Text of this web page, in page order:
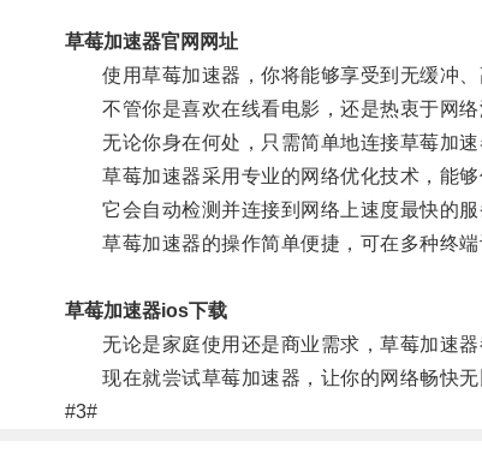
草莓加速器官网网址
使用草莓加速器，你将能够享受到无缓冲、
不管你是喜欢在线看电影，还是热衷于网络
无论你身在何处，只需简单地连接草莓加速
草莓加速器采用专业的网络优化技术，能够
它会自动检测并连接到网络上速度最快的服
草莓加速器的操作简单便捷，可在多种终端
草莓加速器ios下载
无论是家庭使用还是商业需求，草莓加速器
现在就尝试草莓加速器，让你的网络畅快无
#3#